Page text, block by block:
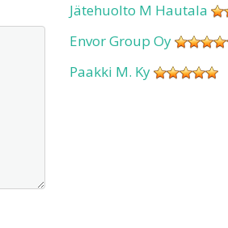
Jätehuolto M Hautala
Envor Group Oy
Paakki M. Ky